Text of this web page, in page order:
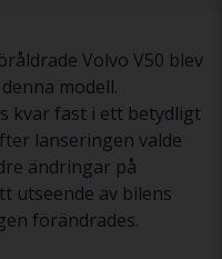
Volvo V50 blev
modell.
kvar fast i ett betydligt
lanseringen valde
ändringar på
utseende av bilens
förändrades.